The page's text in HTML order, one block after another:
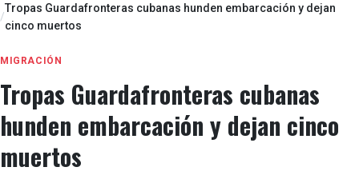
/
Tropas Guardafronteras cubanas hunden embarcación y dejan
cinco muertos
MIGRACIÓN
Tropas Guardafronteras cubanas
hunden embarcación y dejan cinco
muertos